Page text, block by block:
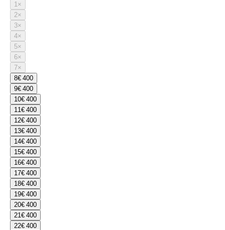
1×
2×
3×
4×
5×
6×
7×
8€ 400
9€ 400
10€ 400
11€ 400
12€ 400
13€ 400
14€ 400
15€ 400
16€ 400
17€ 400
18€ 400
19€ 400
20€ 400
21€ 400
22€ 400